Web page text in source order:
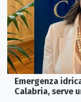
Emergenza
Calabria, serve